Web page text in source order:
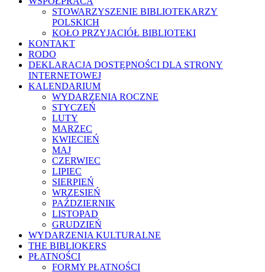
STOWARZYSZENIE BIBLIOTEKARZY
POLSKICH
KOŁO PRZYJACIÓŁ BIBLIOTEKI
KONTAKT
RODO
DEKLARACJA DOSTĘPNOŚCI DLA STRONY
INTERNETOWEJ
KALENDARIUM
WYDARZENIA ROCZNE
STYCZEŃ
LUTY
MARZEC
KWIECIEŃ
MAJ
CZERWIEC
LIPIEC
SIERPIEŃ
WRZESIEŃ
PAŹDZIERNIK
LISTOPAD
GRUDZIEŃ
WYDARZENIA KULTURALNE
THE BIBLIOKERS
PŁATNOŚCI
FORMY PŁATNOŚCI